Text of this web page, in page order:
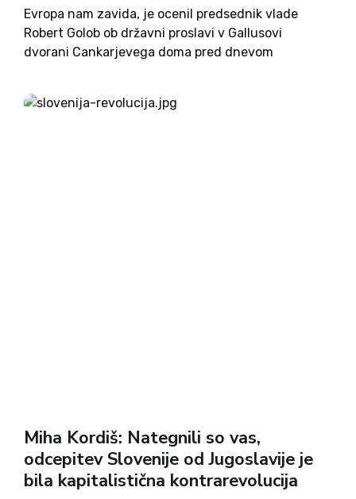
Evropa nam zavida, je ocenil predsednik vlade
Robert Golob ob državni proslavi v Gallusovi
dvorani Cankarjevega doma pred dnevom
vlade, Evrope in napovedal številne reforme. Ni
umanjkala kritika na račun prejšnje vlade.
Miha Kordiš: Nategnili so vas,
odcepitev Slovenije od Jugoslavije je
bila kapitalistična kontrarevolucija